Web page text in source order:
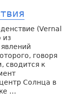
(Vernal
из
говоря
сводится к
Солнца в
…